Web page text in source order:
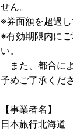
せん。
※券面額を超過
※有効期限内に
い。
また、都合に
予めご了承くだ
【事業者名】
日本旅行北海道